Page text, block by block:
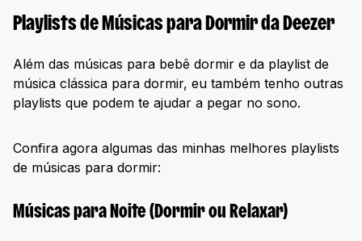
Playlists de Músicas para Dormir da Deezer
Além das músicas para bebê dormir e da playlist de
música clássica para dormir, eu também tenho outras
playlists que podem te ajudar a pegar no sono.
Confira agora algumas das minhas melhores playlists
de músicas para dormir:
Músicas para Noite (Dormir ou Relaxar)